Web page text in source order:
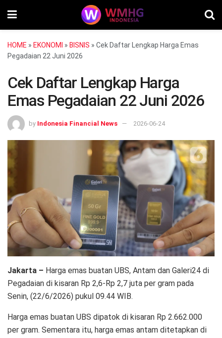
HOME » EKONOMI » BISNIS » Cek Daftar Lengkap Harga Emas
Pegadaian 22 Juni 2026
Cek Daftar Lengkap Harga
Emas Pegadaian 22 Juni 2026
by Indonesia Financial News 2026-06-24
Jakarta – Harga emas buatan UBS, Antam dan Galeri24 di
Pegadaian di kisaran Rp 2,6-Rp 2,7 juta per gram pada
Senin, (22/6/2026) pukul 09.44 WIB.
Harga emas buatan UBS dipatok di kisaran Rp 2.662.000
per gram. Sementara itu, harga emas antam ditetapkan di